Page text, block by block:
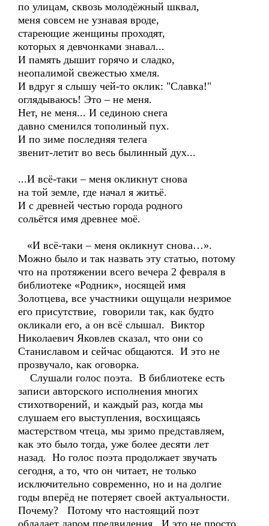
по улицам, сквозь молодёжный шквал,
меня совсем не узнавая вроде,
стареющие женщины проходят,
которых я девчонками знавал...
И память дышит горячо и сладко,
неопалимой свежестью хмеля.
И вдруг я слышу чей-то оклик: "Славка!"
оглядываюсь! Это – не меня.
Нет, не меня... И сединою снега
давно сменился тополиный пух.
И по зиме последняя телега
звенит-летит во весь былинный дух...
...И всё-таки – меня окликнут снова
на той земле, где начал я житьё.
И с древней честью города родного
сольётся имя древнее моё.
«И всё-таки – меня окликнут снова…».
Можно было и так назвать эту статью, потому
что на протяжении всего вечера 2 февраля в
библиотеке «Родник», носящей имя
Золотцева, все участники ощущали незримое
его присутствие, говорили так, как будто
окликали его, а он всё слышал. Виктор
Николаевич Яковлев сказал, что они со
Станиславом и сейчас общаются. И это не
прозвучало, как оговорка.
Слушали голос поэта. В библиотеке есть
записи авторского исполнения многих
стихотворений, и каждый раз, когда мы
слушаем его выступления, восхищаясь
мастерством чтеца, мы зримо представляем,
как это было тогда, уже более десяти лет
назад. Но голос поэта продолжает звучать
сегодня, а то, что он читает, не только
исключительно современно, но и на долгие
годы вперёд не потеряет своей актуальности.
Почему? Потому что настоящий поэт
обладает даром предвидения. И это не просто